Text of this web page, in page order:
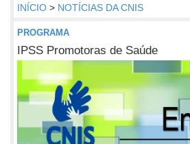
INÍCIO > NOTÍCIAS DA CNIS
PROGRAMA
IPSS Promotoras de Saúde